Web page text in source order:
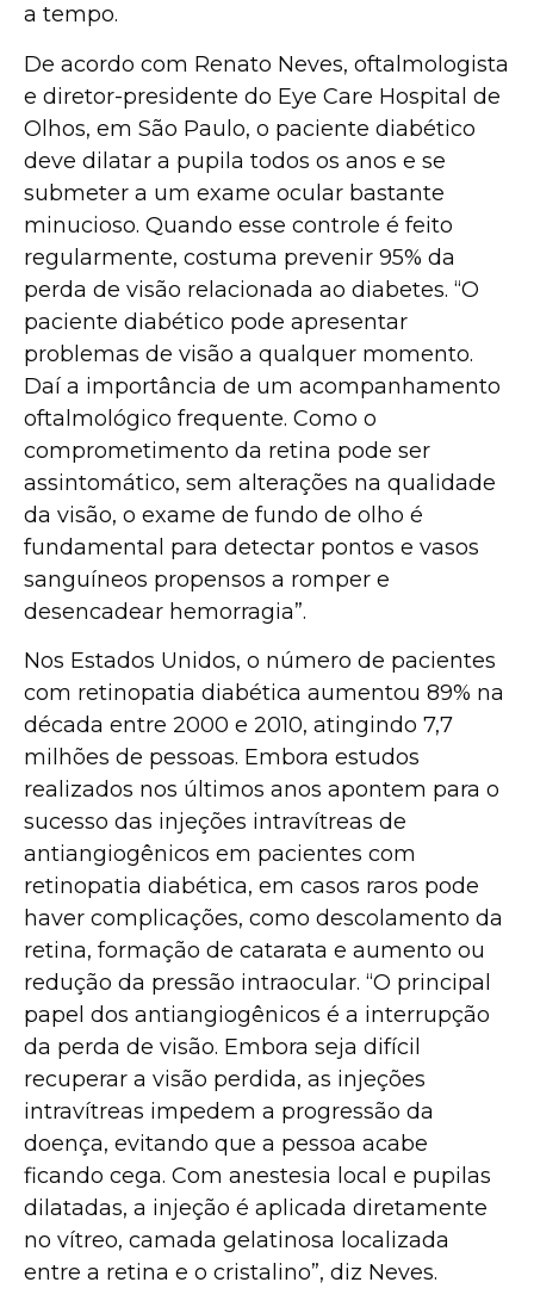
a tempo.
De acordo com Renato Neves, oftalmologista
e diretor-presidente do Eye Care Hospital de
Olhos, em São Paulo, o paciente diabético
deve dilatar a pupila todos os anos e se
submeter a um exame ocular bastante
minucioso. Quando esse controle é feito
regularmente, costuma prevenir 95% da
perda de visão relacionada ao diabetes. “O
paciente diabético pode apresentar
problemas de visão a qualquer momento.
Daí a importância de um acompanhamento
oftalmológico frequente. Como o
comprometimento da retina pode ser
assintomático, sem alterações na qualidade
da visão, o exame de fundo de olho é
fundamental para detectar pontos e vasos
sanguíneos propensos a romper e
desencadear hemorragia”.
Nos Estados Unidos, o número de pacientes
com retinopatia diabética aumentou 89% na
década entre 2000 e 2010, atingindo 7,7
milhões de pessoas. Embora estudos
realizados nos últimos anos apontem para o
sucesso das injeções intravítreas de
antiangiogênicos em pacientes com
retinopatia diabética, em casos raros pode
haver complicações, como descolamento da
retina, formação de catarata e aumento ou
redução da pressão intraocular. “O principal
papel dos antiangiogênicos é a interrupção
da perda de visão. Embora seja difícil
recuperar a visão perdida, as injeções
intravítreas impedem a progressão da
doença, evitando que a pessoa acabe
ficando cega. Com anestesia local e pupilas
dilatadas, a injeção é aplicada diretamente
no vítreo, camada gelatinosa localizada
entre a retina e o cristalino”, diz Neves.